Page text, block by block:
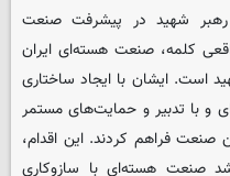
رهبر شهید در پیشرفت صنعت
کلمه، صنعت هسته‌ای ایران
است. ایشان با ایجاد ساختاری
و با تدبیر و حمایت‌های مستمر
صنعت فراهم کردند. این اقدام،
صنعت هسته‌ای با سازوکاری